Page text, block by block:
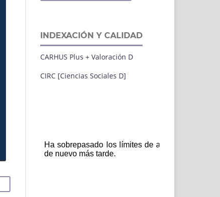
INDEXACIÓN Y CALIDAD
CARHUS Plus + Valoración D
CIRC [Ciencias Sociales D]